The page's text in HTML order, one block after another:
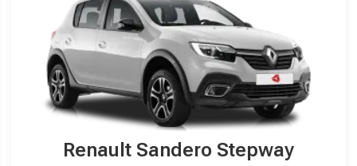
Renault Sandero Stepway